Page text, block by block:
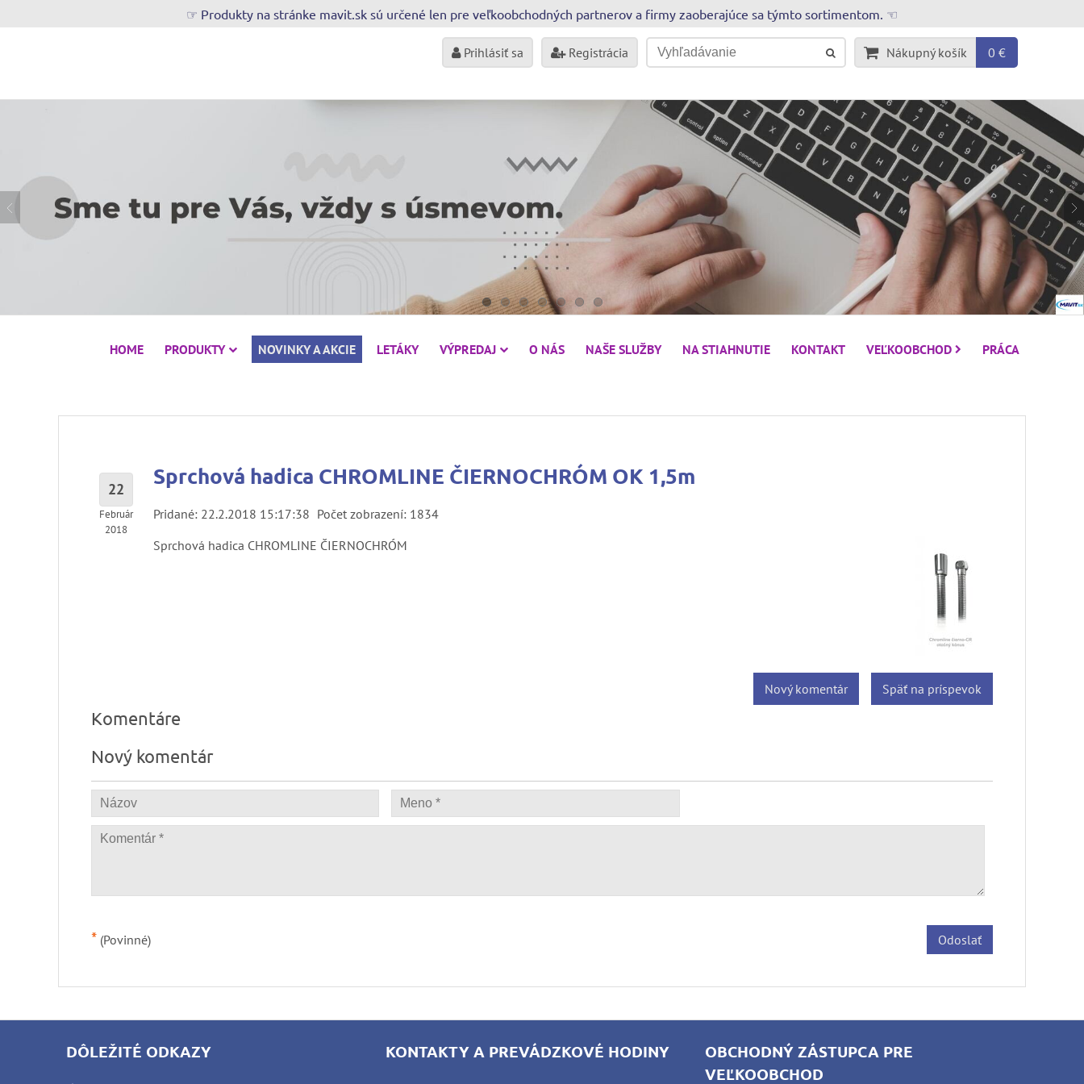
☞ Produkty na stránke mavit.sk sú určené len pre veľkoobchodných partnerov a firmy zaoberajúce sa týmto sortimentom. ☜
Prihlásiť sa Registrácia Nákupný košík 0 €
HOME PRODUKTY NOVINKY A AKCIE LETÁKY VÝPREDAJ O NÁS NAŠE SLUŽBY NA STIAHNUTIE KONTAKT VEĽKOOBCHOD PRÁCA
22
Február
2018
Sprchová hadica CHROMLINE ČIERNOCHRÓM OK 1,5m
Pridané: 22.2.2018 15:17:38 Počet zobrazení: 1834
Sprchová hadica CHROMLINE ČIERNOCHRÓM
Späť na príspevok
Nový komentár
Komentáre
Nový komentár
* (Povinné) Odoslať
DÔLEŽITÉ ODKAZY KONTAKTY A PREVÁDZKOVÉ HODINY
OBCHODNÝ ZÁSTUPCA PRE
VEĽKOOBCHOD